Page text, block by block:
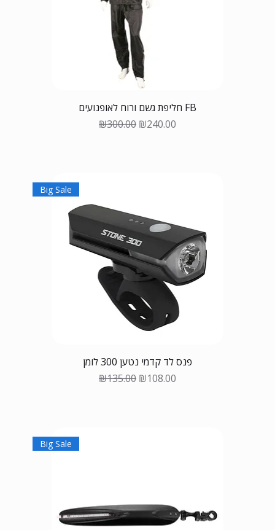
חליפת גשם ורוח לאופנועים FB
Regular Price
₪300.00 Sale Price
₪240.00
Big Sale
פנס לד קדמי נטען 300 לומן
Regular Price
₪135.00 Sale Price
₪108.00
Big Sale